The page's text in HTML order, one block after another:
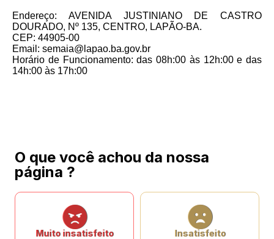
Endereço: AVENIDA JUSTINIANO DE CASTRO
DOURADO, Nº 135, CENTRO, LAPÃO-BA.
CEP: 44905-00
Email: semaia@lapao.ba.gov.br
Horário de Funcionamento: das 08h:00 às 12h:00 e das
14h:00 às 17h:00
O que você achou da nossa
página ?
Muito insatisfeito Insatisfeito